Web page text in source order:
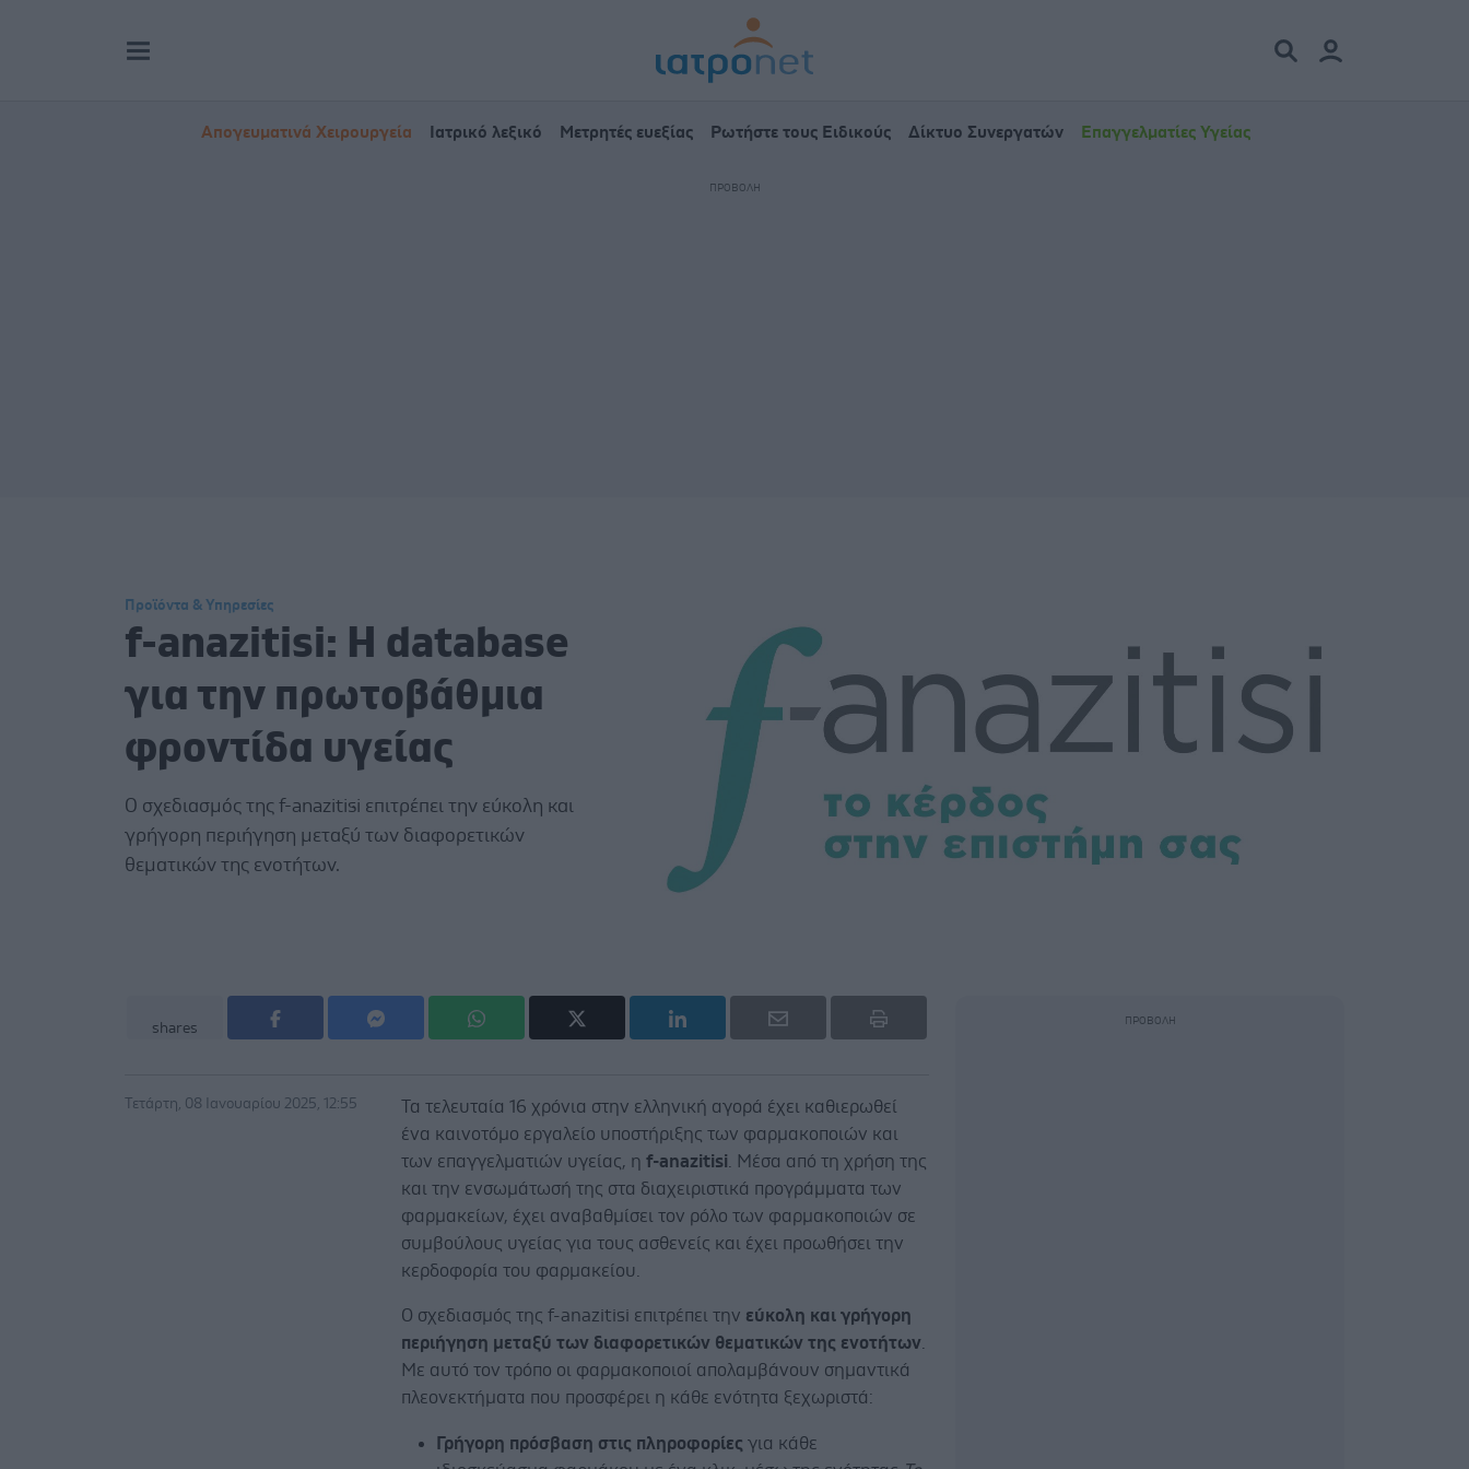
Απογευματινά Χειρουργεία Ιατρικό λεξικό Μετρητές ευεξίας Ρωτήστε τους Ειδικούς Δίκτυο Συνεργατών Επαγγελματίες Υγείας
Προϊόντα & Υπηρεσίες
f-anazitisi: Η database
για την πρωτοβάθμια
φροντίδα υγείας
Ο σχεδιασμός της f-anazitisi επιτρέπει την εύκολη και
γρήγορη περιήγηση μεταξύ των διαφορετικών
θεματικών της ενοτήτων.
shares
Τετάρτη, 08 Ιανουαρίου 2025, 12:55
Τα τελευταία 16 χρόνια στην ελληνική αγορά έχει καθιερωθεί
ένα καινοτόμο εργαλείο υποστήριξης των φαρμακοποιών και
των επαγγελματιών υγείας, ηf-anazitisi . Μέσα από τη χρήση της
και την ενσωμάτωσή της στα διαχειριστικά προγράμματα των
φαρμακείων, έχει αναβαθμίσει τον ρόλο των φαρμακοποιών σε
συμβούλους υγείας για τους ασθενείς και έχει προωθήσει την
κερδοφορία του φαρμακείου.
Ο σχεδιασμός της f-anazitisi επιτρέπει την εύκολη και γρήγορη
περιήγηση μεταξύ των διαφορετικών θεματικών της ενοτήτων
Με αυτό τον τρόπο οι φαρμακοποιοί απολαμβάνουν σημαντικά
πλεονεκτήματα που προσφέρει η κάθε ενότητα ξεχωριστά:
Γρήγορη πρόσβαση στις πληροφορίεςγια κάθε